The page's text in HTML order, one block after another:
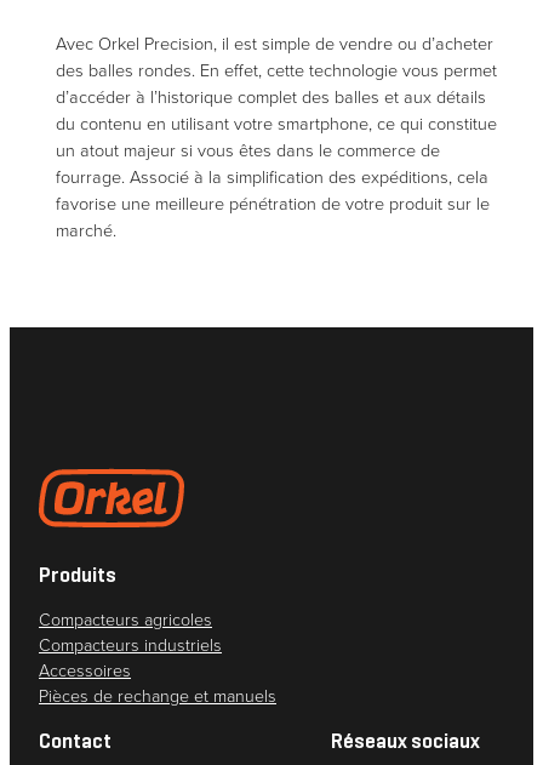
Avec Orkel Precision, il est simple de vendre ou d’acheter
des balles rondes. En effet, cette technologie vous permet
d’accéder à l’historique complet des balles et aux détails
du contenu en utilisant votre smartphone, ce qui constitue
un atout majeur si vous êtes dans le commerce de
fourrage. Associé à la simplification des expéditions, cela
favorise une meilleure pénétration de votre produit sur le
marché.
Produits
Compacteurs agricoles
Compacteurs industriels
Accessoires
Pièces de rechange et manuels
Contact
Réseaux sociaux